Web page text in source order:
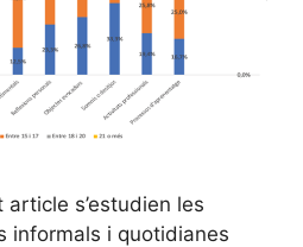
s’estudien les
informals i quotidianes